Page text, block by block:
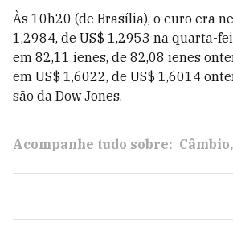
Às 10h20 (de Brasília), o euro era
1,2984, de US$ 1,2953 na quarta-
em 82,11 ienes, de 82,08 ienes
em US$ 1,6022, de US$ 1,6014
são da Dow Jones.
Acompanhe tudo sobre: Câmbio